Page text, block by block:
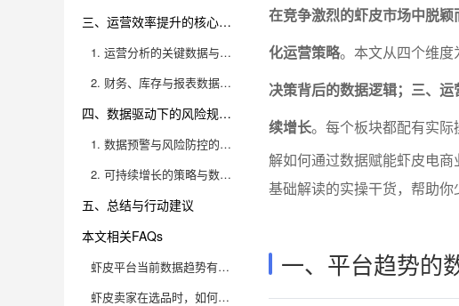
三、运营效率提升的核心数据指标
1. 运营分析的关键数据与应用场景
2. 财务、库存与报表数据的综合管理
四、数据驱动下的风险规避与可持续增长
1. 数据预警与风险防控的落地实践
2. 可持续增长的策略与数据赋能
五、总结与行动建议
本文相关FAQs
虾皮平台当前数据趋势有哪些？卖家如何从趋势中找到商机？
虾皮卖家在选品时，如何结合平台数据进行科学决策？
在竞争激烈的虾皮市场中脱
化运营策略。本文从四个维度
决策背后的数据逻辑；三、
续增长。每个板块都配有实际
解如何通过数据赋能虾皮电
基础解读的实操干货，帮助你
一、平台趋势的